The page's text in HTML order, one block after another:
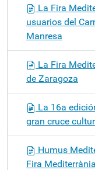
La Fira
usuarios del
Manresa
La Fira
de Zaragoza
La 16a
gran cruce
Humus
Fira